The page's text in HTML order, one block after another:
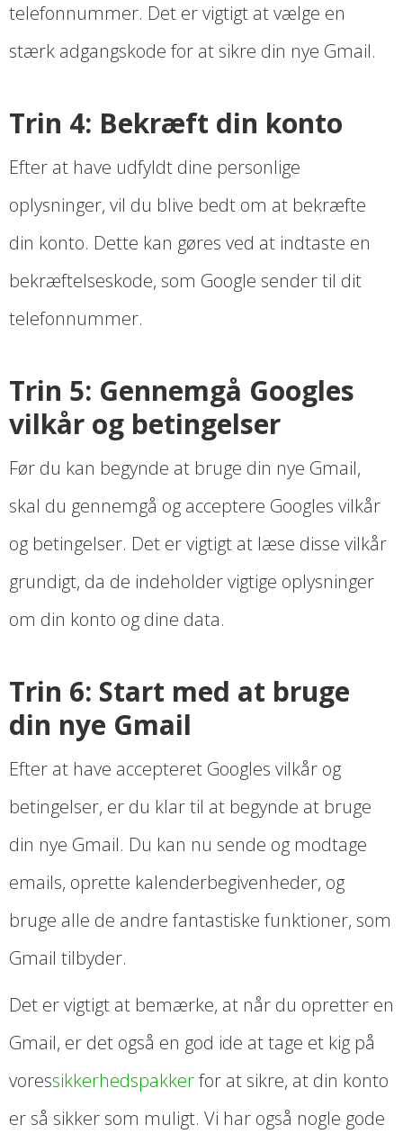
telefonnummer. Det er vigtigt at vælge en
stærk adgangskode for at sikre din nye Gmail.
Trin 4: Bekræft din konto
Efter at have udfyldt dine personlige
oplysninger, vil du blive bedt om at bekræfte
din konto. Dette kan gøres ved at indtaste en
bekræftelseskode, som Google sender til dit
telefonnummer.
Trin 5: Gennemgå Googles
vilkår og betingelser
Før du kan begynde at bruge din nye Gmail,
skal du gennemgå og acceptere Googles vilkår
og betingelser. Det er vigtigt at læse disse vilkår
grundigt, da de indeholder vigtige oplysninger
om din konto og dine data.
Trin 6: Start med at bruge
din nye Gmail
Efter at have accepteret Googles vilkår og
betingelser, er du klar til at begynde at bruge
din nye Gmail. Du kan nu sende og modtage
emails, oprette kalenderbegivenheder, og
bruge alle de andre fantastiske funktioner, som
Gmail tilbyder.
Det er vigtigt at bemærke, at når du opretter en
Gmail, er det også en god ide at tage et kig på
voressikkerhedspakkerfor at sikre, at din konto
er så sikker som muligt. Vi har også nogle gode